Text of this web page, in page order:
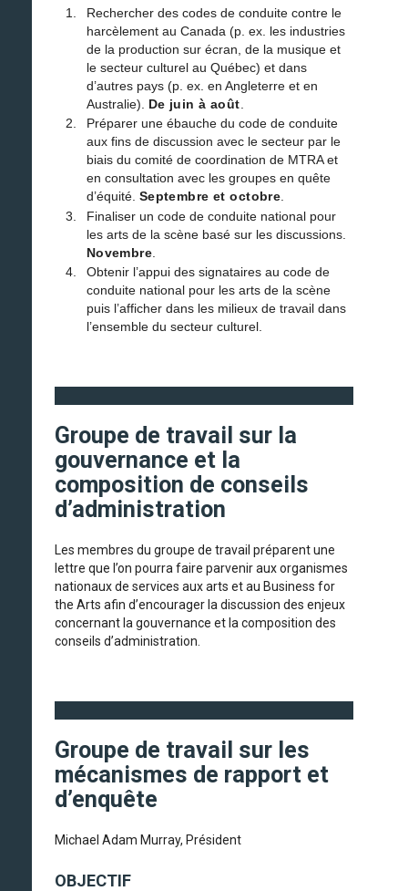
Rechercher des codes de conduite contre le
harcèlement au Canada (p. ex. les industries
de la production sur écran, de la musique et
le secteur culturel au Québec) et dans
d’autres pays (p. ex. en Angleterre et en
Australie). De juin à août
Préparer une ébauche du code de conduite
aux fins de discussion avec le secteur par le
biais du comité de coordination de MTRA et
en consultation avec les groupes en quête
d’équité. Septembre et octobre.
Finaliser un code de conduite national pour
les arts de la scène basé sur les discussions.
Novembre
Obtenir l’appui des signataires au code de
conduite national pour les arts de la scène
puis l’afficher dans les milieux de travail dans
l’ensemble du secteur culturel.
Groupe de travail sur la
gouvernance et la
composition de conseils
d’administration
Les membres du groupe de travail préparent une
lettre que l’on pourra faire parvenir aux organismes
nationaux de services aux arts et au Business for
the Arts afin d’encourager la discussion des enjeux
concernant la gouvernance et la composition des
conseils d’administration.
Groupe de travail sur les
mécanismes de rapport et
d’enquête
Michael Adam Murray, Président
OBJECTIF